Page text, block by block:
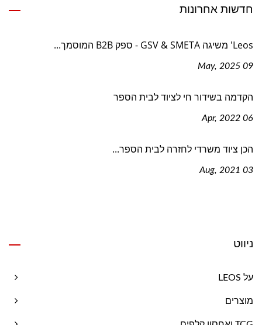
חדשות אחרונות
Leos' משיגה GSV & SMETA - ספק B2B המוסמך...
09 May, 2025
הקדמה בשידור חי לציוד לבית הספר
06 Apr, 2022
הכן ציוד משרדי לחזרה לבית הספר...
03 Aug, 2021
ניווט
על LEOS
מוצרים